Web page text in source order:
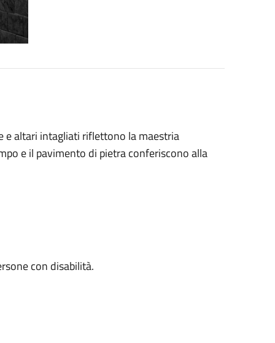
e altari intagliati riflettono la maestria
e il pavimento di pietra conferiscono alla
con disabilità.